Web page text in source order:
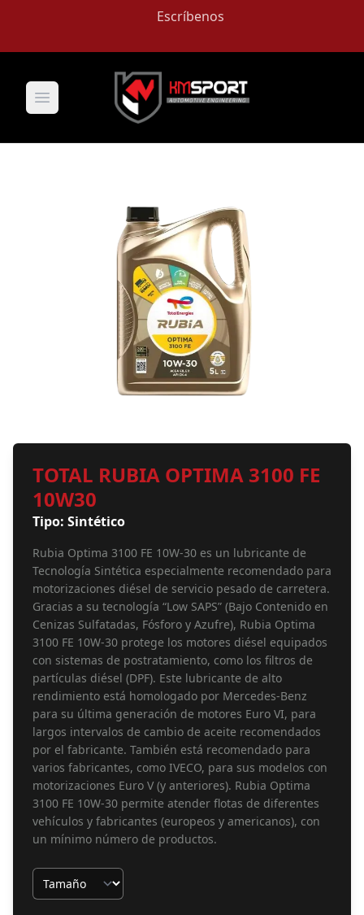
Escríbenos
Open main menu
TOTAL RUBIA OPTIMA 3100 FE
10W30
Tipo: Sintético
Rubia Optima 3100 FE 10W-30 es un lubricante de
Tecnología Sintética especialmente recomendado para
motorizaciones diésel de servicio pesado de carretera.
Gracias a su tecnología “Low SAPS” (Bajo Contenido en
Cenizas Sulfatadas, Fósforo y Azufre), Rubia Optima
3100 FE 10W-30 protege los motores diésel equipados
con sistemas de postratamiento, como los filtros de
partículas diésel (DPF). Este lubricante de alto
rendimiento está homologado por Mercedes-Benz
para su última generación de motores Euro VI, para
largos intervalos de cambio de aceite recomendados
por el fabricante. También está recomendado para
varios fabricantes, como IVECO, para sus modelos con
motorizaciones Euro V (y anteriores). Rubia Optima
3100 FE 10W-30 permite atender flotas de diferentes
vehículos y fabricantes (europeos y americanos), con
un mínimo número de productos.
Tamaño